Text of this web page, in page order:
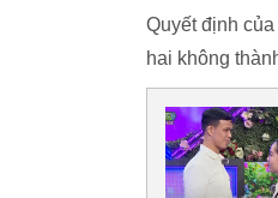
Quyết định
hai không